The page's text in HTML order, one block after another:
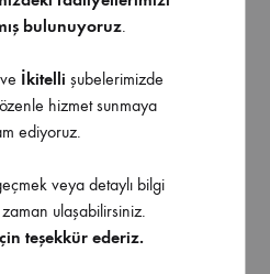
Hettich Sensys Frenli 165°
Derece Düz Menteşe
bulunuyoruz
ve İkitelli şubelerimizde
hizmet sunmaya
ediyoruz.
veya detaylı bilgi
ulaşabilirsiniz.
teşekkür ederiz.